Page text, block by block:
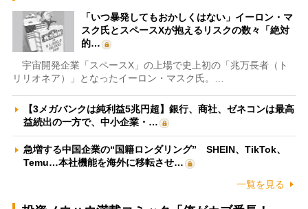
「いつ暴発してもおかしくはない」イーロン・マ
スク氏とスペースXが抱えるリスクの数々「絶対
的…
宇宙開発企業「スペースX」の上場で史上初の「兆万長者（ト
リリオネア）」となったイーロン・マスク氏。…
【3メガバンクは純利益5兆円超】銀行、商社、ゼネコンは最高
益続出の一方で、中小企業・…
急増する中国企業の“国籍ロンダリング” SHEIN、TikTok、
Temu…本社機能を海外に移転させ…
一覧を見る